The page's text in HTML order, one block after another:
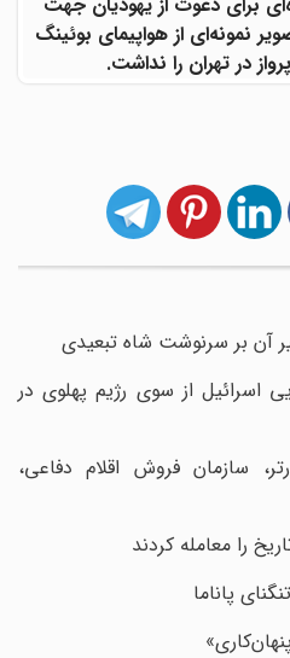
نمونه‌ای از هواپیمای بوئینگ
از سوی رژیم پهلوی در
سازمان فروش اقلام دفاعی،
را معامله کردند
پاناما